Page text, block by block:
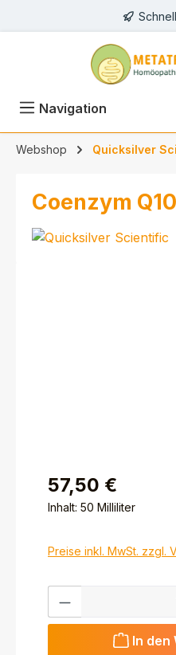
Navigation
Webshop Quicksilver
Coenzym Q10
57,50 €
Inhalt: 50 Milliliter
Preise inkl. MwSt. zzgl.
Produkt Anzahl:
In den